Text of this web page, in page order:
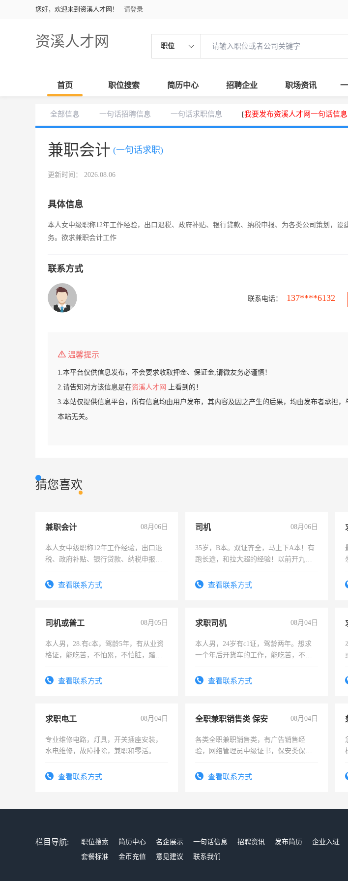
您好，欢迎来到资溪人才网！ 请登录
资溪人才网 职位
首页 职位搜索 简历中心 招聘企业 职场资讯
全部信息 一句话招聘信息 一句话求职信息 [我要发布资溪人才网一句话信息
兼职会计 (一句话求职)
更新时间： 2026.08.06
具体信息
本人女中级职称12年工作经验，出口退税、政府补贴、银行贷款、纳税申报、为各类公司策划，设
务。欲求兼职会计工作
联系方式
联系电话： 137****6132
温馨提示
1.本平台仅供信息发布，不会要求收取押金、保证金,请微友务必谨慎！
2.请告知对方该信息是在资溪人才网
上看到的！
3.本站仅提供信息平台，所有信息均由用户发布，其内容及因之产生的后果，均由发布者承担，
本站无关。
猜您喜欢
兼职会计 08月06日
本人女中级职称12年工作经验，出口退
税、政府补贴、银行贷款、纳税申报、
务，财务咨询等业务。欲求兼职会计工
查看联系方式
司机 08月06日
35岁，B本。双证齐全，马上下A本！有
跑长途，和拉大超的经验！以前开九米
查看联系方式
司机或普工 08月05日
本人男，28.有c本，驾龄5年，有从业资
格证，能吃苦，不怕累，不怕脏，踏
查看联系方式
求职司机 08月04日
本人男，24岁有c1证，驾龄两年。想求
一个年后开货车的工作，能吃苦，不怕
查看联系方式
求职电工 08月04日
专业维修电路，灯具，开关插座安装，
水电维修，故障排除，兼职和零活。
查看联系方式
全职兼职销售类 保安 08月04日
各类全职兼职销售类，有广告销售经
验，网络管理员中级证书，保安类保安
有高低压电工证和十几年工作经验
查看联系方式
栏目导航: 职位搜索 简历中心 名企展示 一句话信息 招聘资讯 发布简历 企业入驻
套餐标准
金币充值 意见建议 联系我们